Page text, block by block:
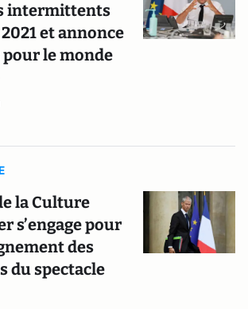
intermittents
et annonce
le monde
la Culture
s’engage pour
des
du spectacle